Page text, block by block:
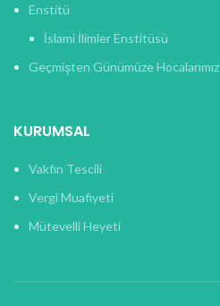
Enstitü
İslami İlimler Enstitüsü
Geçmişten Günümüze Hocalarımız
KURUMSAL
Vakfın Tescili
Vergi Muafiyeti
Mütevelli Heyeti